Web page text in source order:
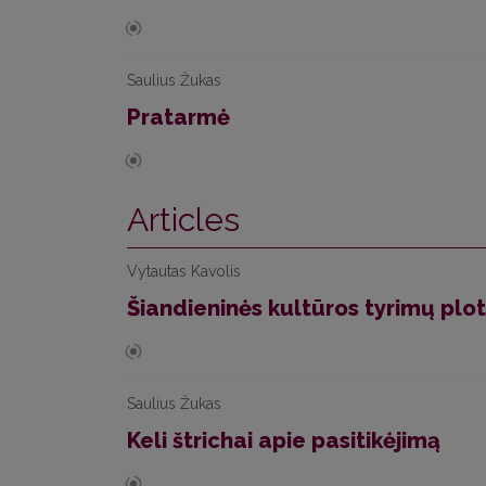
Saulius Žukas
Pratarmė
Articles
Vytautas Kavolis
Šiandieninės kultūros tyrimų
Saulius Žukas
Keli štrichai apie pasitikėjimą